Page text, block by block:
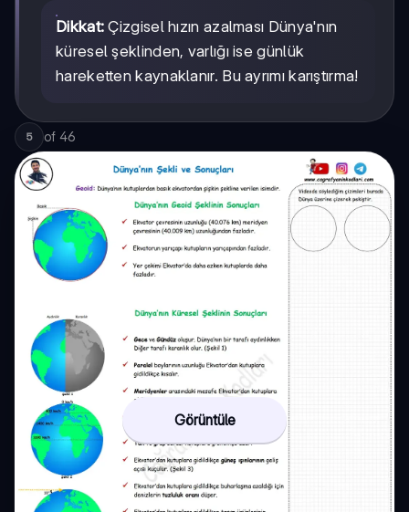
Dikkat: Çizgisel hızın azalması Dünya'nın
küresel şeklinden, varlığı ise günlük
hareketten kaynaklanır. Bu ayrımı karıştırma!
5 of 46
Görüntüle